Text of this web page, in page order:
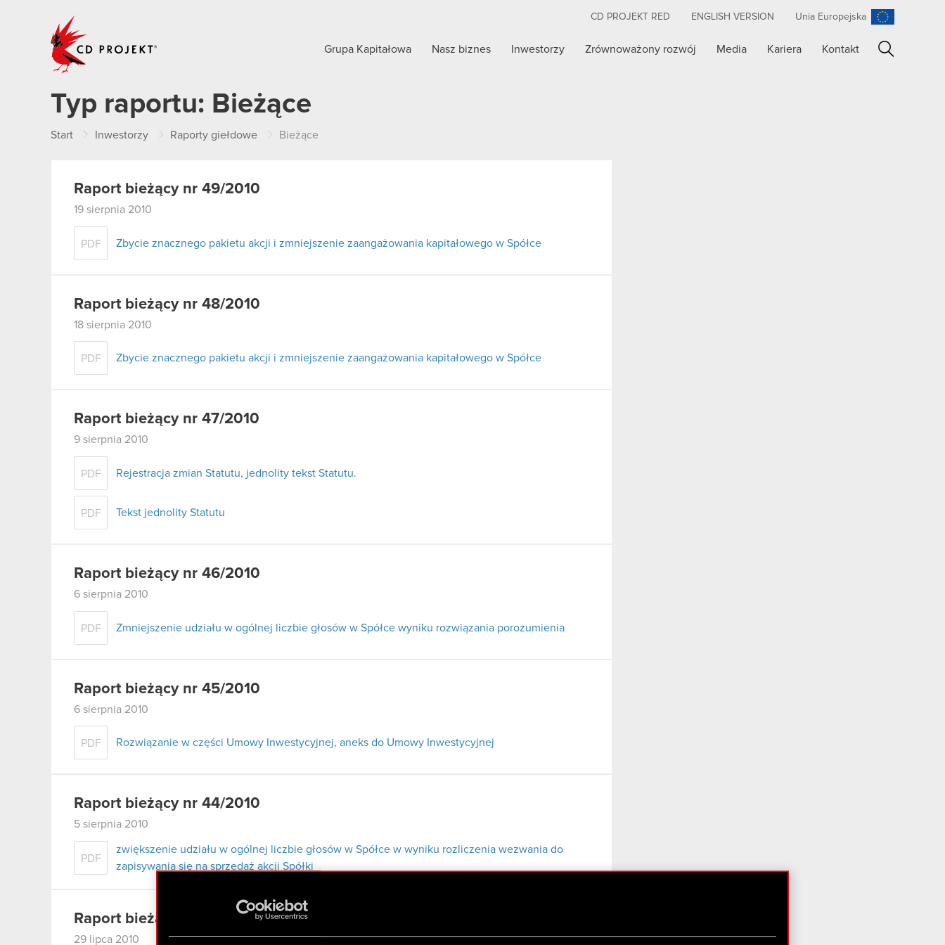
CD PROJEKT RED ENGLISH VERSION Unia Europejska
Grupa Kapitałowa Nasz biznes Inwestorzy Zrównoważony rozwój Media Kariera Kontakt
Typ raportu: Bieżące
Start Inwestorzy Raporty giełdowe Bieżące
Raport bieżący nr 49/2010
19 sierpnia 2010
PDF Zbycie znacznego pakietu akcji i zmniejszenie zaangażowania kapitałowego w Spółce
Raport bieżący nr 48/2010
18 sierpnia 2010
PDF Zbycie znacznego pakietu akcji i zmniejszenie zaangażowania kapitałowego w Spółce
Raport bieżący nr 47/2010
9 sierpnia 2010
PDF Rejestracja zmian Statutu, jednolity tekst Statutu.
PDF Tekst jednolity Statutu
Raport bieżący nr 46/2010
6 sierpnia 2010
PDF Zmniejszenie udziału w ogólnej liczbie głosów w Spółce wyniku rozwiązania porozumienia
Raport bieżący nr 45/2010
6 sierpnia 2010
PDF Rozwiązanie w części Umowy Inwestycyjnej, aneks do Umowy Inwestycyjnej
Raport bieżący nr 44/2010
5 sierpnia 2010
PDF
zwiększenie udziału w ogólnej liczbie głosów w Spółce w wyniku rozliczenia wezwania do
zapisywania się na sprzedaż akcji Spółki
Raport bieżący nr 43/2010
29 lipca 2010